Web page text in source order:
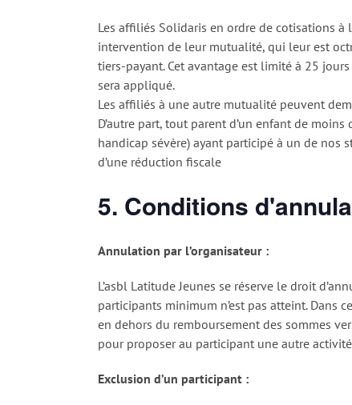
Les affiliés Solidaris en ordre de cotisations à
intervention de leur mutualité, qui leur est
tiers-payant. Cet avantage est limité à 25
sera appliqué.
Les affiliés à une autre mutualité peuvent
D’autre part, tout parent d’un enfant de
handicap sévère) ayant participé à un de nos
d’une réduction fiscale
5. Conditions
Annulation par l’organisateur :
L’asbl Latitude Jeunes se réserve le droit
participants minimum n’est pas atteint. Dans
en dehors du remboursement des sommes
pour proposer au participant une autre
Exclusion d’un participant :